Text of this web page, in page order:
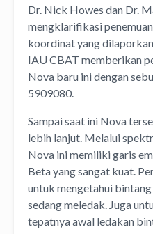
Dr. Nick Howes dan Dr.
mengklarifikasi
koordinat yang
IAU CBAT memberikan
Nova baru ini dengan
5909080.
Sampai saat ini Nova
lebih lanjut. Melalui
Nova ini memiliki garis
Beta yang sangat kuat.
untuk mengetahui
sedang meledak. Juga
tepatnya awal ledakan